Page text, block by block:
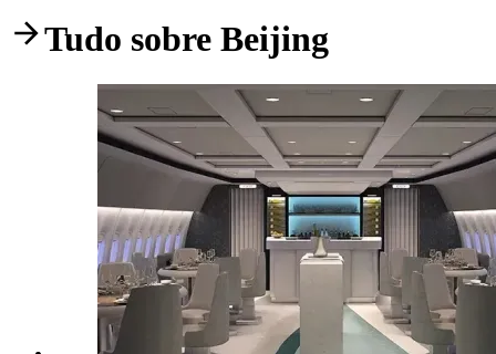
Tudo sobre Beijing